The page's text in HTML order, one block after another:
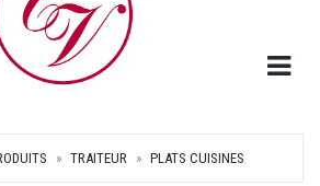
TRAITEUR PLATS CUISINES